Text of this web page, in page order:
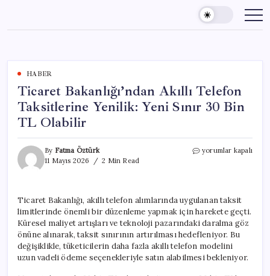
content
HABER
Ticaret Bakanlığı’ndan Akıllı Telefon
Taksitlerine Yenilik: Yeni Sınır 30 Bin
TL Olabilir
By Fatma Öztürk
11 Mayıs 2026
2 Min Read
Ticaret
Yenilik:
Yeni
Sınır
30
TL
Olabilir
yorumlar kapalı
Ticaret Bakanlığı, akıllı telefon alımlarında uygulanan taksit
limitlerinde önemli bir düzenleme yapmak için harekete geçti.
Küresel maliyet artışları ve teknoloji pazarındaki daralma göz
önüne alınarak, taksit sınırının artırılması hedefleniyor. Bu
değişiklikle, tüketicilerin daha fazla akıllı telefon modelini
uzun vadeli ödeme seçenekleriyle satın alabilmesi bekleniyor.